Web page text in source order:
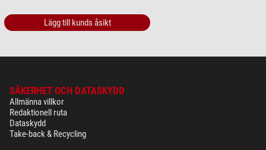
Lägg till kunds åsikt
SÄKERHET OCH DATASKYDD
Allmänna villkor
Redaktionell ruta
Dataskydd
Take-back & Recycling